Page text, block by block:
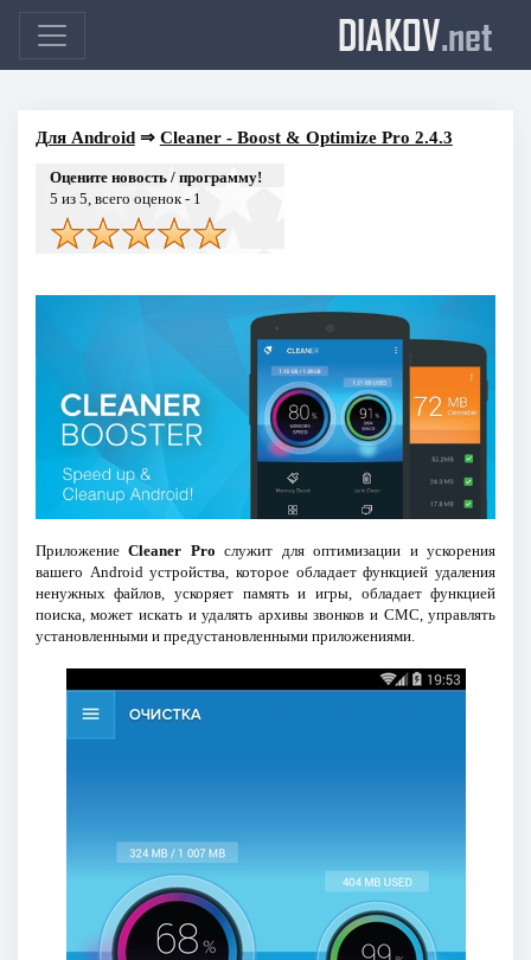
DIAKOV.net
Для Android⇒ Cleaner - Boost & Optimize Pro 2.4.3
Оцените новость / программу!
5 из 5, всего оценок - 1
ПриложениеCleaner Pro служит для оптимизации и ускорения
вашего Android устройства, которое обладает функцией удаления
ненужных файлов, ускоряет память и игры, обладает функцией
поиска, может искать и удалять архивы звонков и СМС, управлять
установленными и предустановленными приложениями.